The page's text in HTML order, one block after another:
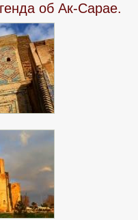
об Ак-Сарае.